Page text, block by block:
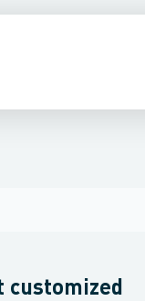
customized